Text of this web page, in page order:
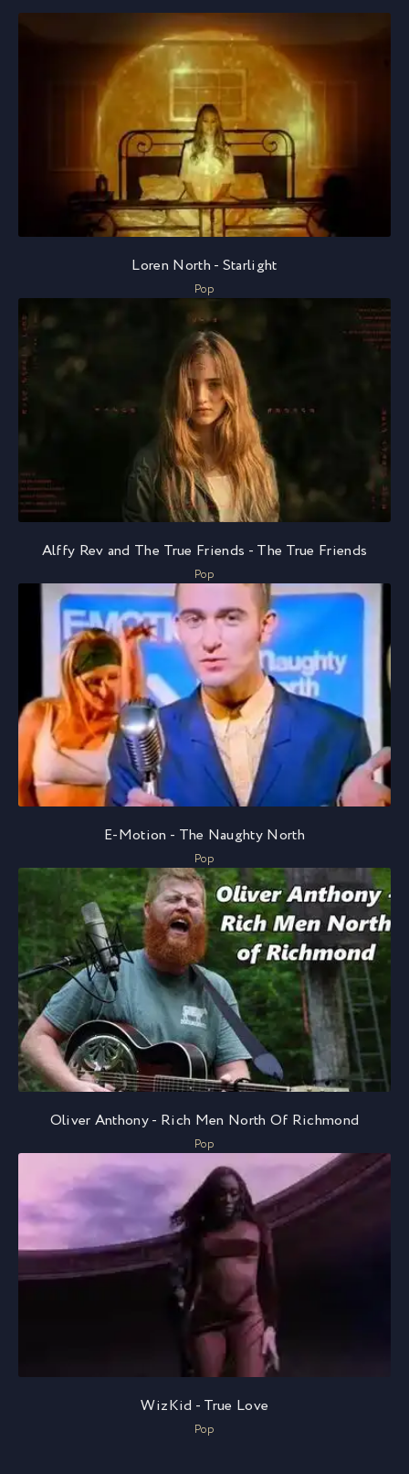
Loren North - Starlight
Pop
Alffy Rev and The True Friends - The True Friends
Pop
E-Motion - The Naughty North
Pop
Oliver Anthony - Rich Men North Of Richmond
Pop
WizKid - True Love
Pop